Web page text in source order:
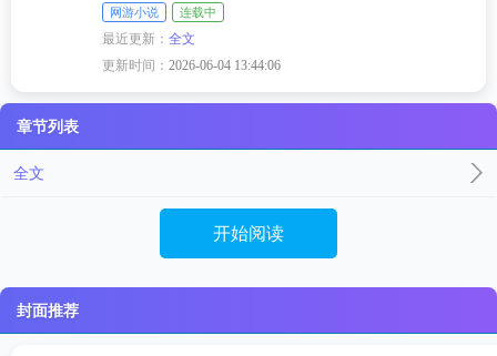
网游小说 连载中
最近更新：全文
更新时间：2026-06-04 13:44:06
章节列表
全文
开始阅读
封面推荐